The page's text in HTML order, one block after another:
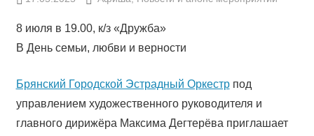
8 июля в 19.00, к/з «Дружба»
В День семьи, любви и верности
Брянский Городской Эстрадный Оркестрпод
управлением художественного руководителя и
главного дирижёра Максима Дегтерёва приглашает